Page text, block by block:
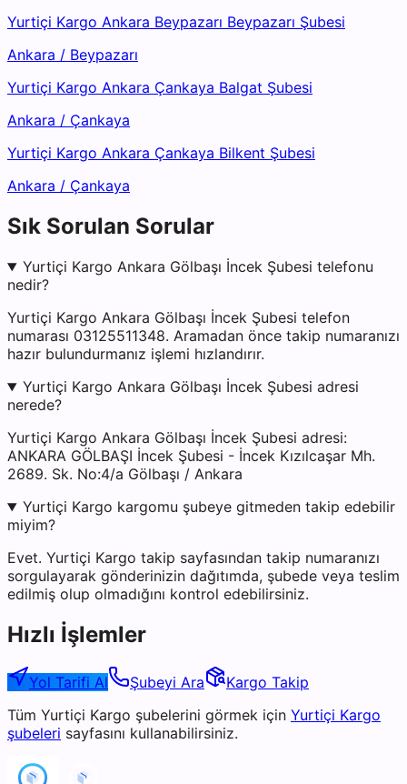
Yurtiçi Kargo Ankara Beypazarı Beypazarı Şubesi
Ankara / Beypazarı
Yurtiçi Kargo Ankara Çankaya Balgat Şubesi
Ankara / Çankaya
Yurtiçi Kargo Ankara Çankaya Bilkent Şubesi
Ankara / Çankaya
Sık Sorulan Sorular
Yurtiçi Kargo Ankara Gölbaşı İncek Şubesi telefonu
nedir?
Yurtiçi Kargo Ankara Gölbaşı İncek Şubesi telefon
numarası 03125511348. Aramadan önce takip numaranızı
hazır bulundurmanız işlemi hızlandırır.
Yurtiçi Kargo Ankara Gölbaşı İncek Şubesi adresi
nerede?
Yurtiçi Kargo Ankara Gölbaşı İncek Şubesi adresi:
ANKARA GÖLBAŞI İncek Şubesi - İncek Kızılcaşar Mh.
2689. Sk. No:4/a Gölbaşı / Ankara
Yurtiçi Kargo kargomu şubeye gitmeden takip edebilir
miyim?
Evet. Yurtiçi Kargo takip sayfasından takip numaranızı
sorgulayarak gönderinizin dağıtımda, şubede veya teslim
edilmiş olup olmadığını kontrol edebilirsiniz.
Hızlı İşlemler
Yol Tarifi Al Şubeyi Ara
Kargo Takip
Tüm Yurtiçi Kargo şubelerini görmek için Yurtiçi Kargo
şubeleri sayfasını kullanabilirsiniz.